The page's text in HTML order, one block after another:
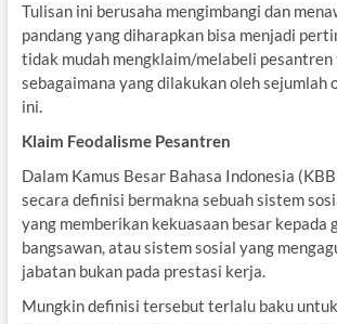
Tulisan ini berusaha mengimbangi dan
pandang yang diharapkan bisa menjadi
tidak mudah mengklaim/melabeli
sebagaimana yang dilakukan oleh sejumlah
ini.
Klaim Feodalisme Pesantren
Dalam Kamus Besar Bahasa Indonesia
secara definisi bermakna sebuah sistem
yang memberikan kekuasaan besar kepada
bangsawan, atau sistem sosial yang
jabatan bukan pada prestasi kerja.
Mungkin definisi tersebut terlalu baku